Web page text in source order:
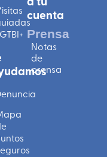
cuenta
Prensa
Notas
de
prensa